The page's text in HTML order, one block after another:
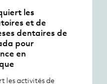
les
et de
dentaires de
pour
en
les activités de